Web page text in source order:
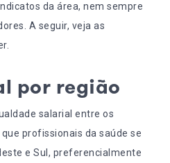
da área, nem sempre
A seguir, veja as
por região
salarial entre os
profissionais da saúde se
e Sul, preferencialmente